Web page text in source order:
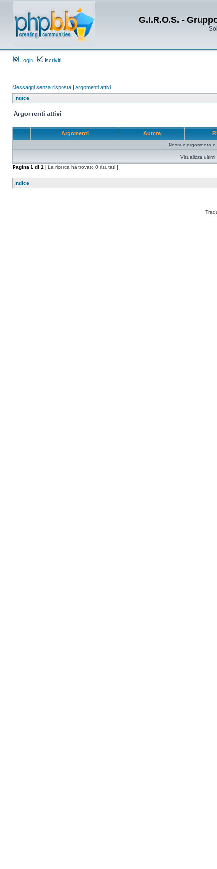
G.I.R.O.S. -
Login Iscriviti
Messaggi senza risposta | Argomenti attivi
Indice
Argomenti attivi
Argomenti Autore
Nessun argomento o
Visualizza ultimi
Pagina 1 di 1 [ La ricerca ha trovato 0 risultati ]
Indice